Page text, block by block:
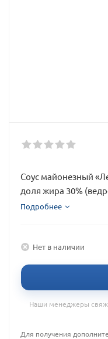
Соус майонезный
доля жира 30%
Подробнее
Нет в наличии
Наши менеджеры
Для получения